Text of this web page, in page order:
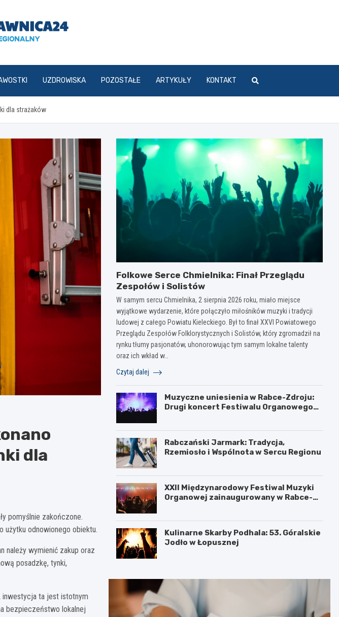
UZDROWISKA POZOSTAŁE ARTYKUŁY KONTAKT
dla strażaków
dla
pomyślnie zakończone.
użytku odnowionego obiektu.
należy wymienić zakup oraz
posadzkę, tynki,
inwestycja ta jest istotnym
bezpieczeństwo lokalnej
Folkowe Serce Chmielnika: Finał Przeglądu
Zespołów i Solistów
W samym sercu Chmielnika, 2 sierpnia 2026 roku, miało miejsce
wyjątkowe wydarzenie, które połączyło miłośników muzyki i tradycji
ludowej z całego Powiatu Kieleckiego. Był to finał XXVI Powiatowego
Przeglądu Zespołów Folklorystycznych i Solistów, który zgromadził na
rynku tłumy pasjonatów, uhonorowując tym samym lokalne talenty
oraz ich wkład w…
Czytaj dalej
Muzyczne uniesienia w Rabce-Zdroju:
Drugi koncert Festiwalu Organowego
Rabczański Jarmark: Tradycja,
Rzemiosło i Wspólnota w Sercu Regionu
XXII Międzynarodowy Festiwal Muzyki
Organowej zainaugurowany w Rabce-
Kulinarne Skarby Podhala: 53. Góralskie
Jodło w Łopusznej